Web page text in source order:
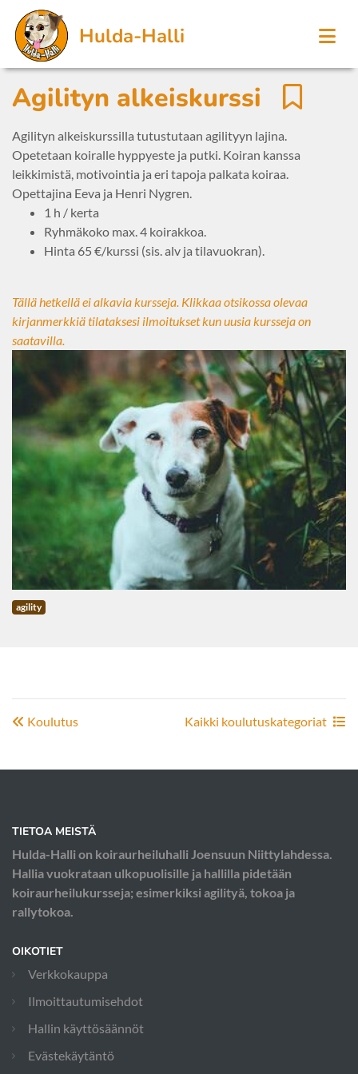
Hulda-Halli
Agilityn alkeiskurssi
Agilityn alkeiskurssilla tutustutaan agilityyn lajina.
Opetetaan koiralle hyppyeste ja putki. Koiran kanssa
leikkimistä, motivointia ja eri tapoja palkata koiraa.
Opettajina Eeva ja Henri Nygren.
1 h / kerta
Ryhmäkoko max. 4 koirakkoa.
Hinta 65 €/kurssi (sis. alv ja tilavuokran).
Tällä hetkellä ei alkavia kursseja. Klikkaa otsikossa olevaa
kirjanmerkkiä tilataksesi ilmoitukset kun uusia kursseja on
saatavilla.
agility
Koulutus Kaikki koulutuskategoriat
TIETOA MEISTÄ
Hulda-Halli on koiraurheiluhalli Joensuun Niittylahdessa.
Hallia vuokrataan ulkopuolisille ja hallilla pidetään
koiraurheilukursseja; esimerkiksi agilityä, tokoa ja
rallytokoa.
OIKOTIET
Verkkokauppa
Ilmoittautumisehdot
Hallin käyttösäännöt
Evästekäytäntö